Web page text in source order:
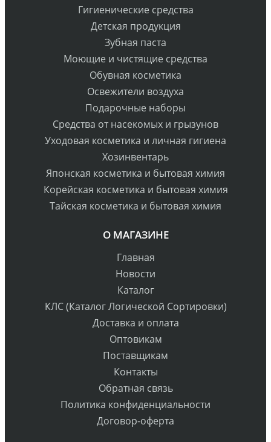
Гигиенические средства
Детская продукция
Зубная паста
Моющие и чистящие средства
Обувная косметика
Освежители воздуха
Подарочные наборы
Средства от насекомых и грызунов
Уходовая косметика и личная гигиена
Хозинвентарь
Японская косметика и бытовая химия
Корейская косметика и бытовая химия
Тайская косметика и бытовая химия
О МАГАЗИНЕ
Главная
Новости
Каталог
КЛС (Каталог Логической Сортировки)
Доставка и оплата
Оптовикам
Поставщикам
Контакты
Обратная связь
Политика конфиденциальности
Договор-оферта